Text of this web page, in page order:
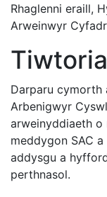
Rhaglenni eraill,
Arweinwyr
Darparu cymorth
Arbenigwyr
arweinyddiaeth
meddygon SAC
addysgu a
perthnasol.